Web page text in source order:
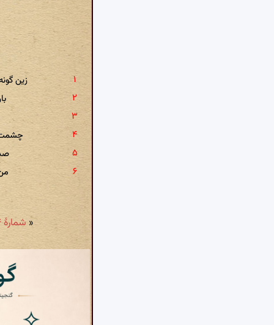
زین
چشمت
« شمارهٔ ۴۳۴: بس که همیشه در غمت فکر محال می‌کنم